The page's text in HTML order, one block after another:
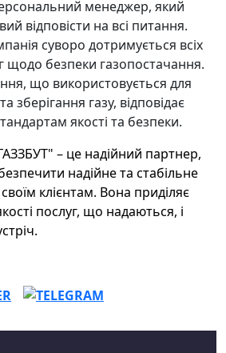
менеджер, який
відповісти на всі питання.
суворо дотримується всіх
щодо безпеки газопостачання.
що використовується для
зберігання газу, відповідає
якості та безпеки.
– це надійний партнер,
надійне та стабільне
клієнтам. Вона приділяє
послуг, що надаються, і